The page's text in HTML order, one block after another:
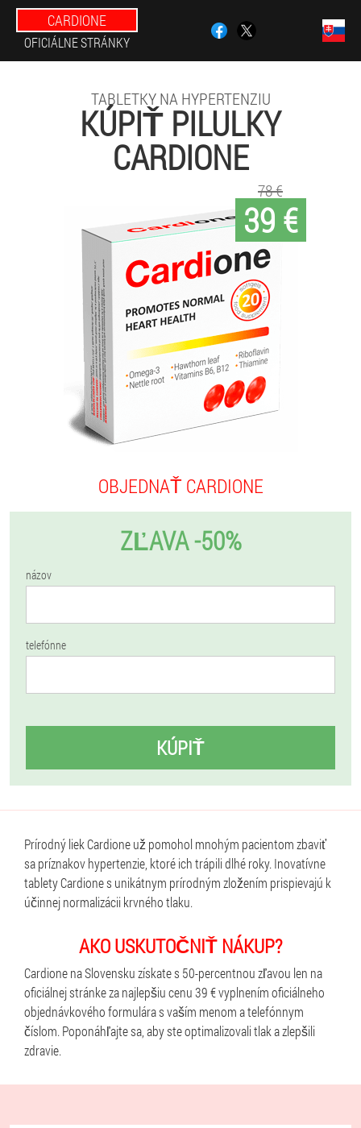
CARDIONE
OFICIÁLNE STRÁNKY
TABLETKY NA HYPERTENZIU
KÚPIŤ PILULKY
CARDIONE
39 €
78 €
OBJEDNAŤ CARDIONE
ZĽAVA -50%
názov
telefónne
KÚPIŤ
Prírodný liek Cardione už pomohol mnohým pacientom zbaviť
sa príznakov hypertenzie, ktoré ich trápili dlhé roky. Inovatívne
tablety Cardione s unikátnym prírodným zložením prispievajú k
účinnej normalizácii krvného tlaku.
AKO USKUTOČNIŤ NÁKUP?
Cardione na Slovensku získate s 50-percentnou zľavou len na
oficiálnej stránke za najlepšiu cenu 39 € vyplnením oficiálneho
objednávkového formulára s vaším menom a telefónnym
číslom. Poponáhľajte sa, aby ste optimalizovali tlak a zlepšili
zdravie.